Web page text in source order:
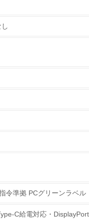
量と種類を把握し、具体的
を行っていない）
装・梱包を行っている
流を行っている
令準拠 PCグリーンラベ
C給電対応・